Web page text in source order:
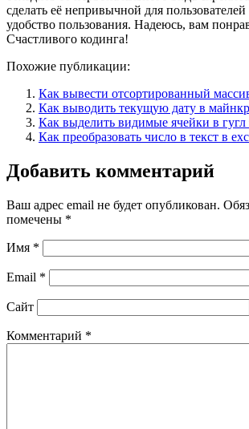
сделать её непривычной для
удобство пользования. Надеюсь, вам
Счастливого кодинга!
Похожие публикации:
Как вывести отсортированный
Как выводить текущую дату в
Как выделить видимые ячейки в гугл
Как преобразовать число в текст в
Добавить комментарий
Ваш адрес email не будет опубликован.
помечены *
Имя *
Email *
Сайт
Комментарий *